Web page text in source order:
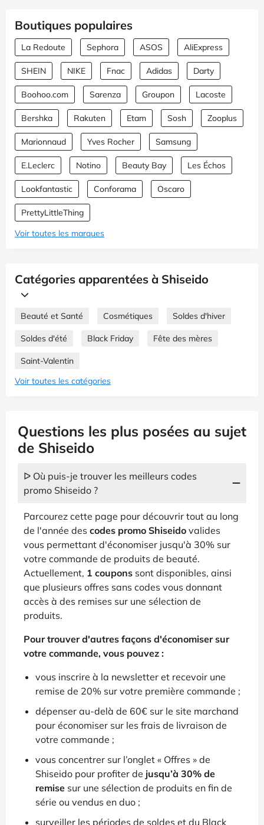
Boutiques populaires
La Redoute Sephora ASOS AliExpress
SHEIN NIKE Fnac Adidas Darty
Boohoo.com Sarenza Groupon Lacoste
Bershka Rakuten Etam Sosh Zooplus
Marionnaud Yves Rocher Samsung
E.Leclerc Notino Beauty Bay Les Échos
Lookfantastic Conforama Oscaro
PrettyLittleThing
Voir toutes les marques
Catégories apparentées à Shiseido
Beauté et Santé Cosmétiques Soldes d'hiver
Soldes d'été Black Friday Fête des mères
Saint-Valentin
Voir toutes les catégories
Questions les plus posées au sujet
de Shiseido
ᐅ Où puis-je trouver les meilleurs codes
promo Shiseido ?
Parcourez cette page pour découvrir tout au long
de l'année des codes promo Shiseido valides
vous permettant d'économiser jusqu'à 30% sur
votre commande de produits de beauté.
Actuellement, 1 coupons sont disponibles, ainsi
que plusieurs offres sans codes vous donnant
accès à des remises sur une sélection de
produits.
Pour trouver d'autres façons d'économiser sur
votre commande, vous pouvez :
vous inscrire à la newsletter et recevoir une
remise de 20% sur votre première commande ;
dépenser au-delà de 60€ sur le site marchand
pour économiser sur les frais de livraison de
votre commande ;
vous concentrer sur l’onglet « Offres » de
Shiseido pour profiter de jusqu’à 30% de
remise sur une sélection de produits en fin de
série ou vendus en duo ;
surveiller les périodes de soldes et du Black